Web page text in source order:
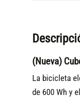
(Nueva)
La bicicleta
de 600 Wh y